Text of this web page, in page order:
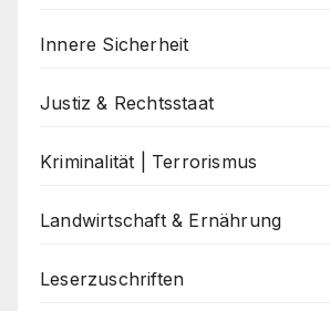
Innere Sicherheit
Justiz & Rechtsstaat
Kriminalität | Terrorismus
Landwirtschaft & Ernährung
Leserzuschriften